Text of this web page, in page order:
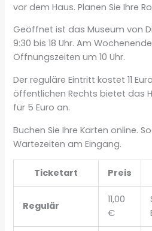
vor dem Haus. Planen Sie Ihre
Geöffnet ist das Museum von
9:30 bis 18 Uhr. Am
Öffnungszeiten um 10 Uhr.
Der reguläre Eintritt kostet 11
öffentlichen Rechts bietet das
für 5 Euro an.
Buchen Sie Ihre Karten online.
Wartezeiten am Eingang.
Ticketart Preis
Regulär
11,00
€